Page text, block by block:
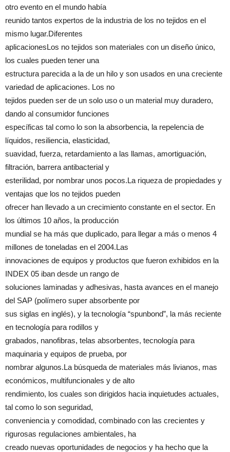
otro evento en el mundo había
reunido tantos expertos de la industria de los no tejidos en el
mismo lugar.Diferentes
aplicacionesLos no tejidos son materiales con un diseño único,
los cuales pueden tener una
estructura parecida a la de un hilo y son usados en una creciente
variedad de aplicaciones. Los no
tejidos pueden ser de un solo uso o un material muy duradero,
dando al consumidor funciones
específicas tal como lo son la absorbencia, la repelencia de
líquidos, resiliencia, elasticidad,
suavidad, fuerza, retardamiento a las llamas, amortiguación,
filtración, barrera antibacterial y
esterilidad, por nombrar unos pocos.La riqueza de propiedades y
ventajas que los no tejidos pueden
ofrecer han llevado a un crecimiento constante en el sector. En
los últimos 10 años, la producción
mundial se ha más que duplicado, para llegar a más o menos 4
millones de toneladas en el 2004.Las
innovaciones de equipos y productos que fueron exhibidos en la
INDEX 05 iban desde un rango de
soluciones laminadas y adhesivas, hasta avances en el manejo
del SAP (polímero super absorbente por
sus siglas en inglés), y la tecnología “spunbond”, la más reciente
en tecnología para rodillos y
grabados, nanofibras, telas absorbentes, tecnología para
maquinaria y equipos de prueba, por
nombrar algunos.La búsqueda de materiales más livianos, mas
económicos, multifuncionales y de alto
rendimiento, los cuales son dirigidos hacia inquietudes actuales,
tal como lo son seguridad,
conveniencia y comodidad, combinado con las crecientes y
rigurosas regulaciones ambientales, ha
creado nuevas oportunidades de negocios y ha hecho que la